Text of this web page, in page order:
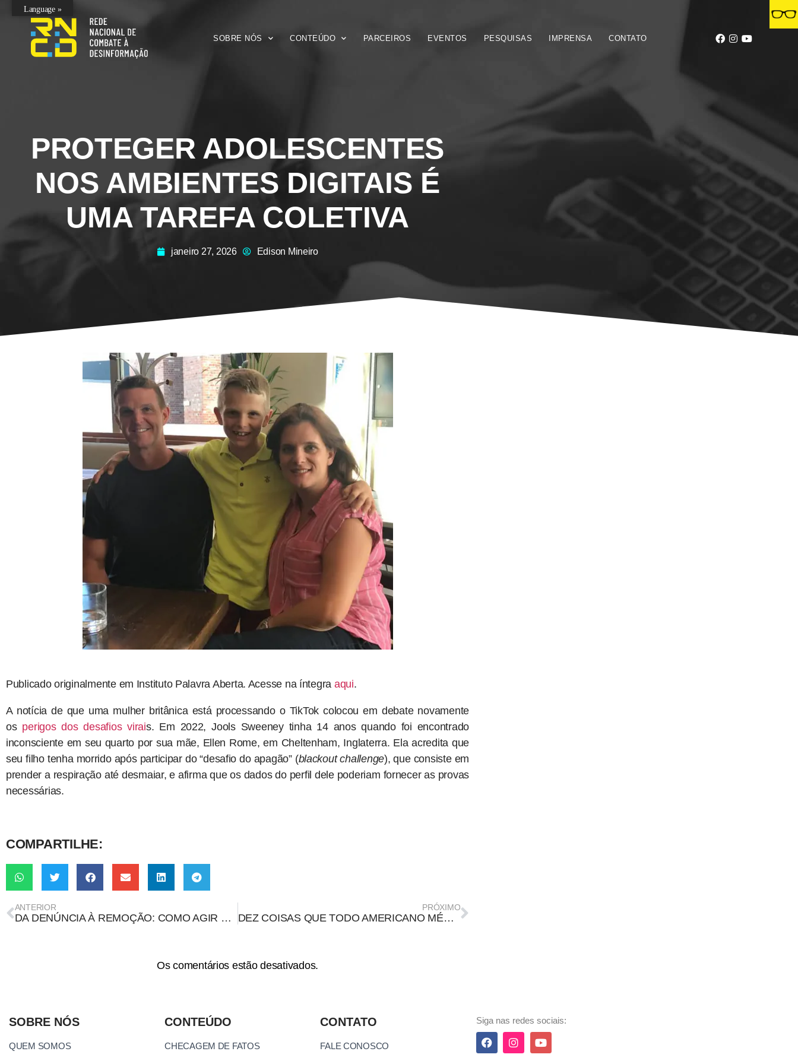
SOBRE NÓS CONTEÚDO PARCEIROS EVENTOS PESQUISAS IMPRENSA CONTATO
PROTEGER ADOLESCENTES
NOS AMBIENTES DIGITAIS É
UMA TAREFA COLETIVA
janeiro 27, 2026 Edison Mineiro
Publicado originalmente em Instituto Palavra Aberta. Acesse na íntegra aqui.
A notícia de que uma mulher britânica está processando o TikTok colocou em debate novamente
os perigos dos desafios virais. Em 2022, Jools Sweeney tinha 14 anos quando foi encontrado
inconsciente em seu quarto por sua mãe, Ellen Rome, em Cheltenham, Inglaterra. Ela acredita que
seu filho tenha morrido após participar do “desafio do apagão” (blackout challenge), que consiste em
prender a respiração até desmaiar, e afirma que os dados do perfil dele poderiam fornecer as provas
necessárias.
COMPARTILHE:
ANTERIOR
DA DENÚNCIA À REMOÇÃO: COMO AGIR EM CASO DE DEEPNUDES NÃO CONSENSUAIS
PRÓXIMO
DEZ COISAS QUE TODO AMERICANO MÉDIO DEVERIA SABER SOBRE A GROENLÂNDIA
Os comentários estão desativados.
SOBRE NÓS
QUEM SOMOS
CONTEÚDO
CHECAGEM DE FATOS
CONTATO
FALE CONOSCO
Siga nas redes sociais:
Language »